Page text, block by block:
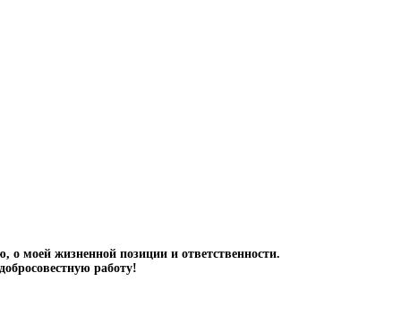
о моей жизненной позиции и ответственности.
работу!